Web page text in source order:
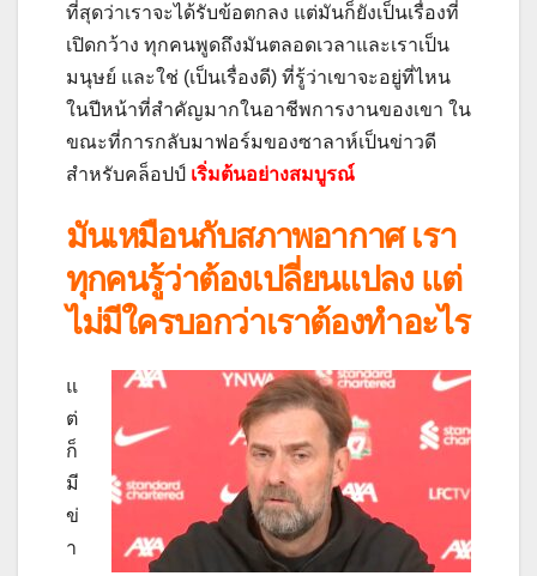
ที่สุดว่าเราจะได้รับข้อตกลง แต่มันก็ยังเป็นเรื่องที่
เปิดกว้าง ทุกคนพูดถึงมันตลอดเวลาและเราเป็น
มนุษย์ และใช่ (เป็นเรื่องดี) ที่รู้ว่าเขาจะอยู่ที่ไหน
ในปีหน้าที่สำคัญมากในอาชีพการงานของเขา ใน
ขณะที่การกลับมาฟอร์มของซาลาห์เป็นข่าวดี
สำหรับคล็อปป์ เริ่มต้นอย่างสมบูรณ์
มันเหมือนกับสภาพอากาศ เรา
ทุกคนรู้ว่าต้องเปลี่ยนแปลง แต่
ไม่มีใครบอกว่าเราต้องทำอะไร
แ
ต่
ก็
มี
ข่
า